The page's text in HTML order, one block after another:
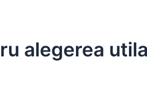
alegerea